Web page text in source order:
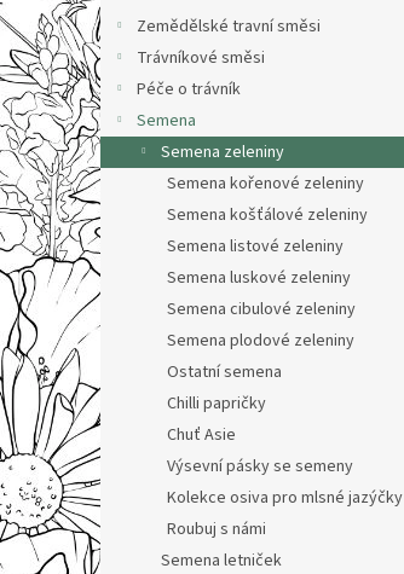
r
a
n
n
í
p
a
n
e
l
Zemědělské travní směsi
Trávníkové směsi
Péče o trávník
Semena
Semena zeleniny
Semena kořenové zeleniny
Semena košťálové zeleniny
Semena listové zeleniny
Semena luskové zeleniny
Semena cibulové zeleniny
Semena plodové zeleniny
Ostatní semena
Chilli papričky
Chuť Asie
Výsevní pásky se semeny
Kolekce osiva pro mlsné jazýčky
Roubuj s námi
Semena letniček